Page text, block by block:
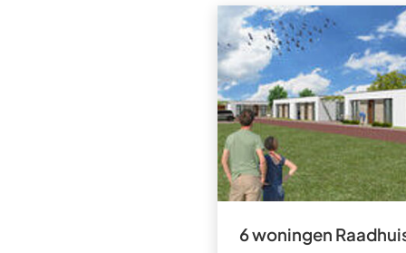
6 woningen